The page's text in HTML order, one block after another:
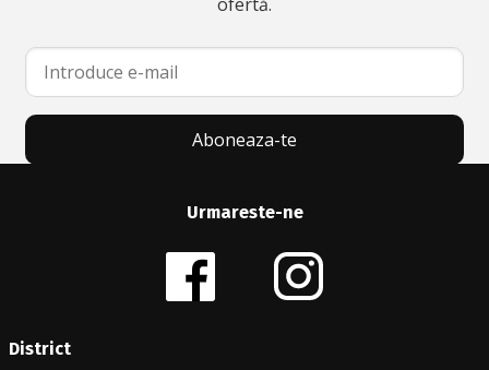
Aboneaza-te
Urmareste-ne
District